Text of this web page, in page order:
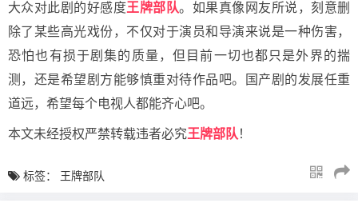
大众对此剧的好感度王牌部队。如果真像网友所说，刻意删
除了某些高光戏份，不仅对于演员和导演来说是一种伤害，
恐怕也有损于剧集的质量，但目前一切也都只是外界的揣
测，还是希望剧方能够慎重对待作品吧。国产剧的发展任重
道远，希望每个电视人都能齐心吧。
本文未经授权严禁转载违者必究王牌部队 ！
标签： 王牌部队